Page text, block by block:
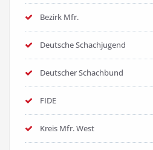
Bezirk Mfr.
Deutsche Schachjugend
Deutscher Schachbund
FIDE
Kreis Mfr. West